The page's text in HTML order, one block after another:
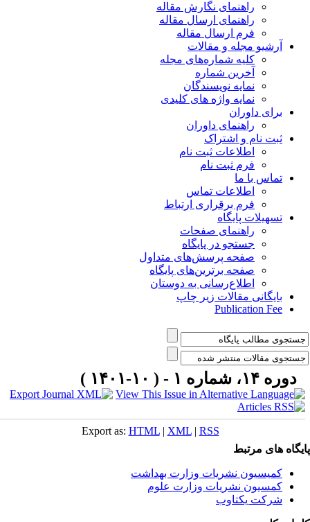
راهنمای نگارش مقاله
راهنمای ارسال مقاله
فرم ارسال مقاله
آرشیو مجله و مقالات
کلیه شماره‌های مجله
آخرین شماره
نمایه نویسندگان
نمایه واژه های کلیدی
برای داوران
راهنمای داوران
ثبت نام و اشتراک
اطلاعات ثبت نام
فرم ثبت نام
تماس با ما
اطلاعات تماس
فرم برقراری ارتباط
تسهیلات پایگاه
راهنمای صفحات
جستجو در پایگاه
صفحه پرسش‌های متداول
صفحه برترین‌های پایگاه
اطلاع‌رسانی به دوستان
بایگانی مقالات زیر چاپ
Publication Fee
دوره ۱۴، شماره ۱ - ( ۱۰-۱۴۰۱ )
Export as:HTML |XML|RSS
های مرتبط
کمیسیون نشریات وزارت بهداشت
کمسیون نشریات وزارت علوم
شرکت یکتاوب